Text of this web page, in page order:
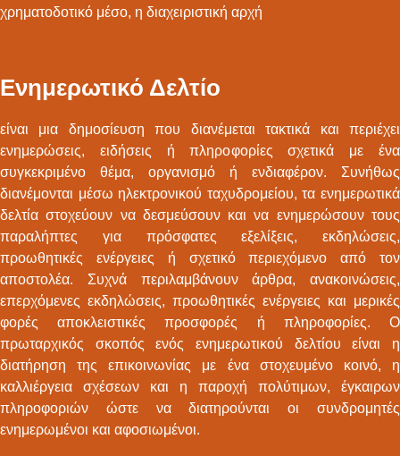
χρηματοδοτικό μέσο, η διαχειριστική αρχή
Ενημερωτικό Δελτίο
είναι μια δημοσίευση που διανέμεται τακτικά και περιέχει
ενημερώσεις, ειδήσεις ή πληροφορίες σχετικά με ένα
συγκεκριμένο θέμα, οργανισμό ή ενδιαφέρον. Συνήθως
διανέμονται μέσω ηλεκτρονικού ταχυδρομείου, τα ενημερωτικά
δελτία στοχεύουν να δεσμεύσουν και να ενημερώσουν τους
παραλήπτες για πρόσφατες εξελίξεις, εκδηλώσεις,
προωθητικές ενέργειες ή σχετικό περιεχόμενο από τον
αποστολέα. Συχνά περιλαμβάνουν άρθρα, ανακοινώσεις,
επερχόμενες εκδηλώσεις, προωθητικές ενέργειες και μερικές
φορές αποκλειστικές προσφορές ή πληροφορίες. Ο
πρωταρχικός σκοπός ενός ενημερωτικού δελτίου είναι η
διατήρηση της επικοινωνίας με ένα στοχευμένο κοινό, η
καλλιέργεια σχέσεων και η παροχή πολύτιμων, έγκαιρων
πληροφοριών ώστε να διατηρούνται οι συνδρομητές
ενημερωμένοι και αφοσιωμένοι.